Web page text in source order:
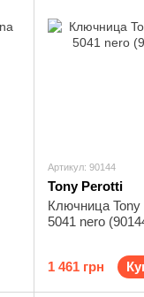
Артикул: 90144
Tony Perotti
Ключница Tony
5041 nero
1 461 грн